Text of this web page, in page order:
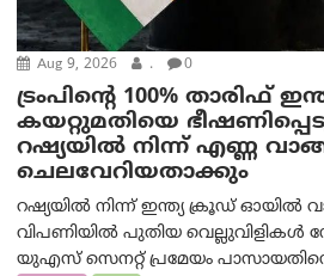
Aug 9, 2026 . 0
ട്രം‌പിന്റെ 100% താരിഫ്
കയറ്റുമതിയെ
റഷ്യയിൽ നിന്ന് എണ്ണ
ചെലവേറിയതാക്കും
റഷ്യയിൽ നിന്ന് ഇന്ത്യ ക്രൂഡ്
വിപണിയിൽ പുതിയ വെല്ലുവിളികൾ
യുഎസ് സെനറ്റ് പ്രമേയം